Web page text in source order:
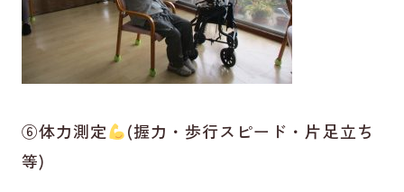
⑥体力測定
(握力・歩行スピード・片足立ち
等)